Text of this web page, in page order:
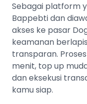
Sebagai platform
Bappebti dan
akses ke pasar
keamanan
transparan.
menit, top up
dan eksekusi
kamu siap.